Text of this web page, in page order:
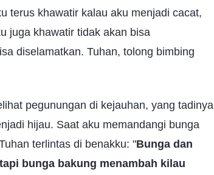
terus khawatir kalau aku menjadi cacat,
juga khawatir tidak akan bisa
diselamatkan. Tuhan, tolong bimbing
pegunungan di kejauhan, yang tadinya
hijau. Saat aku memandangi bunga
terlintas di benakku: "Bunga dan
bunga bakung menambah kilau